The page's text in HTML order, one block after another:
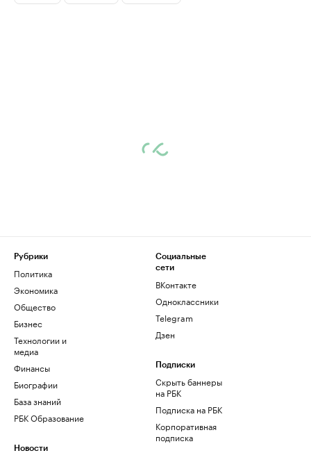
Рубрики
Политика
Экономика
Общество
Бизнес
Технологии и
медиа
Финансы
Биографии
База знаний
РБК Образование
Новости
Социальные
сети
ВКонтакте
Одноклассники
Telegram
Дзен
Подписки
Скрыть баннеры
на РБК
Подписка на РБК
Корпоративная
подписка